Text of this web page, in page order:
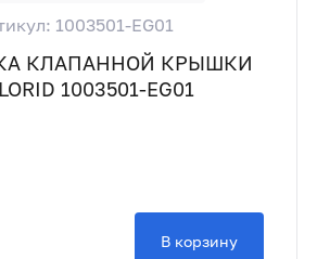
1003501-EG01
КЛАПАННОЙ КРЫШКИ
1003501-EG01
В корзину